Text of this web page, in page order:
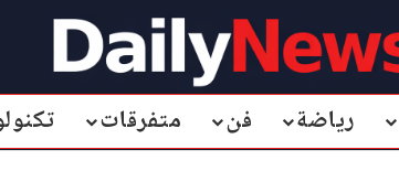
رياضة فن متفرقات